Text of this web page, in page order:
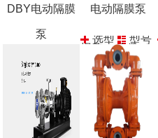
DBY电动隔膜
泵
选型
报价
电动隔膜泵
选型
报价
型号
参数